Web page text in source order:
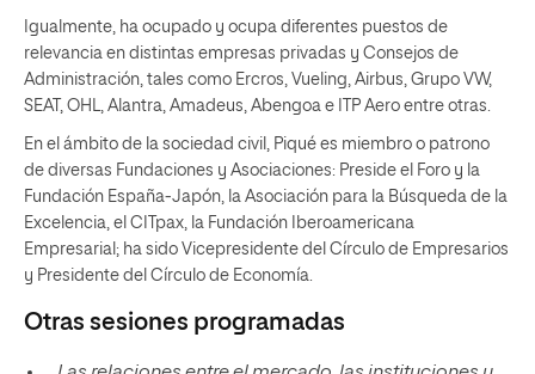
Igualmente, ha ocupado y ocupa diferentes puestos de
relevancia en distintas empresas privadas y Consejos de
Administración, tales como Ercros, Vueling, Airbus, Grupo VW,
SEAT, OHL, Alantra, Amadeus, Abengoa e ITP Aero entre otras.
En el ámbito de la sociedad civil, Piqué es miembro o patrono
de diversas Fundaciones y Asociaciones: Preside el Foro y la
Fundación España-Japón, la Asociación para la Búsqueda de la
Excelencia, el CITpax, la Fundación Iberoamericana
Empresarial; ha sido Vicepresidente del Círculo de Empresarios
y Presidente del Círculo de Economía.
Otras sesiones programadas